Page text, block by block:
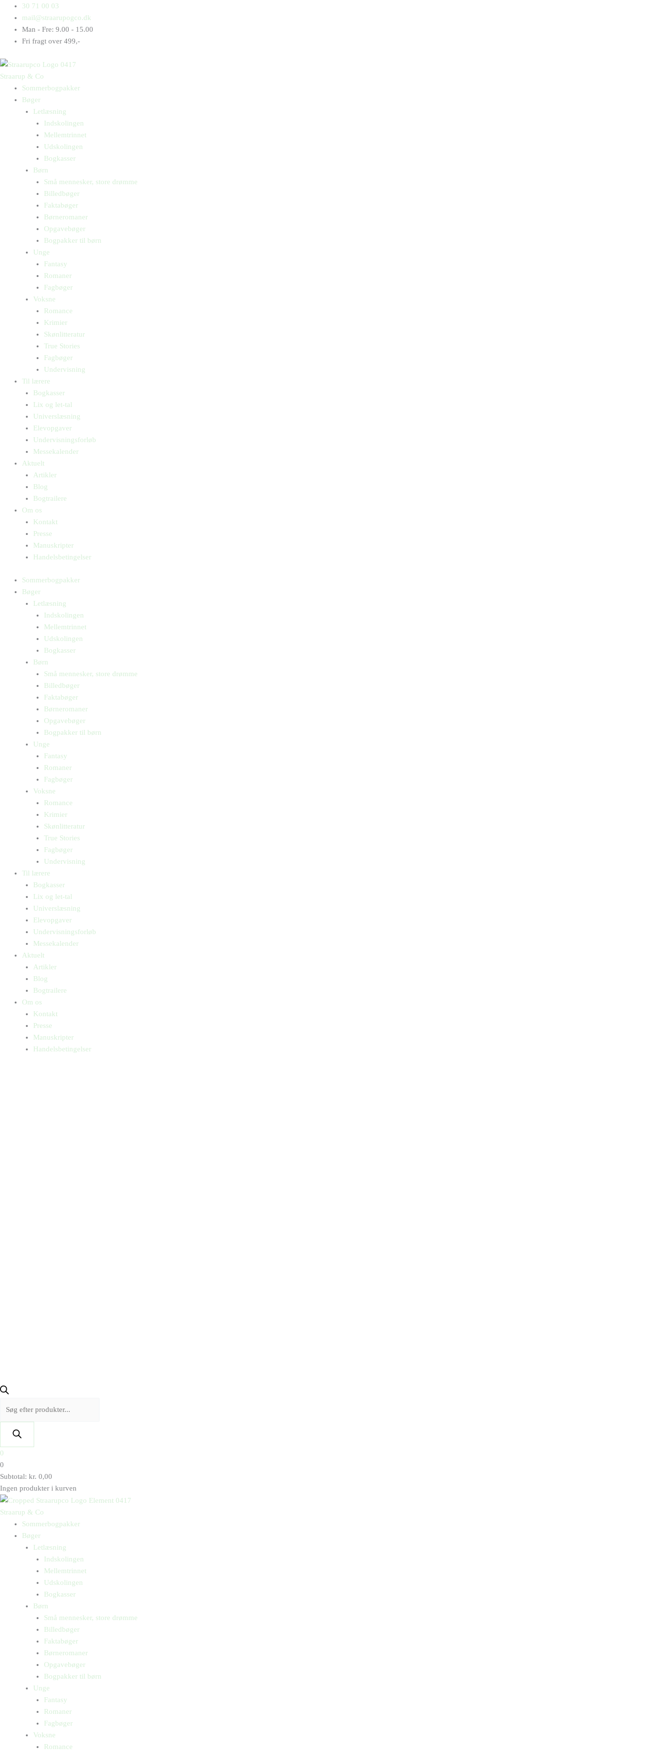
indholdet
30 71 00 03
mail@straarupogco.dk
Man - Fre: 9.00 - 15.00
Fri fragt over 499,-
Straarup & Co
Sommerbogpakker
Bøger
Letlæsning
Indskolingen
Mellemtrinnet
Udskolingen
Bogkasser
Børn
Små mennesker, store drømme
Billedbøger
Faktabøger
Børneromaner
Opgavebøger
Bogpakker til børn
Unge
Fantasy
Romaner
Fagbøger
Voksne
Romance
Krimier
Skønlitteratur
True Stories
Fagbøger
Undervisning
Til lærere
Bogkasser
Lix og let-tal
Universlæsning
Elevopgaver
Undervisningsforløb
Messekalender
Aktuelt
Artikler
Blog
Bogtrailere
Om os
Kontakt
Presse
Manuskripter
Handelsbetingelser
Sommerbogpakker
Bøger
Letlæsning
Indskolingen
Mellemtrinnet
Udskolingen
Bogkasser
Børn
Små mennesker, store drømme
Billedbøger
Faktabøger
Børneromaner
Opgavebøger
Bogpakker til børn
Unge
Fantasy
Romaner
Fagbøger
Voksne
Romance
Krimier
Skønlitteratur
True Stories
Fagbøger
Undervisning
Til lærere
Bogkasser
Lix og let-tal
Universlæsning
Elevopgaver
Undervisningsforløb
Messekalender
Aktuelt
Artikler
Blog
Bogtrailere
Om os
Kontakt
Presse
Manuskripter
Handelsbetingelser
Products
search
0
0
Subtotal: kr. 0,00
Ingen produkter i kurven
Straarup & Co
Sommerbogpakker
Bøger
Letlæsning
Indskolingen
Mellemtrinnet
Udskolingen
Bogkasser
Børn
Små mennesker, store drømme
Billedbøger
Faktabøger
Børneromaner
Opgavebøger
Bogpakker til børn
Unge
Fantasy
Romaner
Fagbøger
Voksne
Romance
Products
search